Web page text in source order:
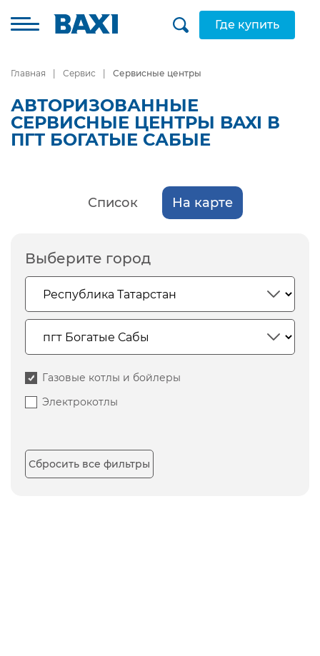
Где купить
Главная Сервис Сервисные центры
АВТОРИЗОВАННЫЕ
СЕРВИСНЫЕ ЦЕНТРЫ BAXI В
ПГТ БОГАТЫЕ САБЫЕ
Список На карте
Выберите город
Газовые котлы и бойлеры
Электрокотлы
Сбросить все фильтры